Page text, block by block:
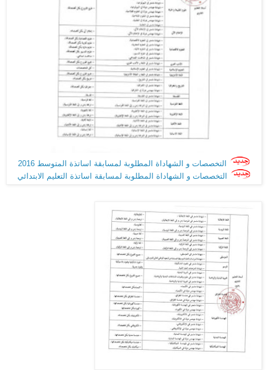
التخصصات و الشهاداة المطلوبة لمسابقة اساتذة المتوسط 2016
التخصصات و الشهاداة المطلوبة لمسابقة اساتذة التعليم الابتدائي